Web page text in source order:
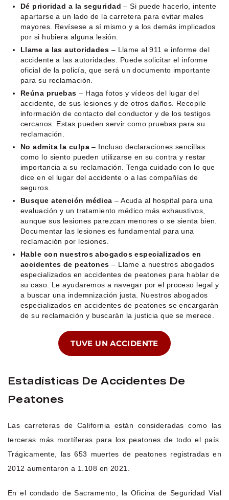
Dé prioridad a la seguridad – Si puede hacerlo, intente
apartarse a un lado de la carretera para evitar males
mayores. Revísese a sí mismo y a los demás implicados
por si hubiera alguna lesión.
Llame a las autoridades – Llame al 911 e informe del
accidente a las autoridades. Puede solicitar el informe
oficial de la policía, que será un documento importante
para su reclamación.
Reúna pruebas – Haga fotos y vídeos del lugar del
accidente, de sus lesiones y de otros daños. Recopile
información de contacto del conductor y de los testigos
cercanos. Estas pueden servir como pruebas para su
reclamación.
No admita la culpa– Incluso declaraciones sencillas
como lo siento pueden utilizarse en su contra y restar
importancia a su reclamación. Tenga cuidado con lo que
dice en el lugar del accidente o a las compañías de
seguros.
Busque atención médica – Acuda al hospital para una
evaluación y un tratamiento médico más exhaustivos,
aunque sus lesiones parezcan menores o se sienta bien.
Documentar las lesiones es fundamental para una
reclamación por lesiones.
Hable con nuestros abogados especializados en
accidentes de peatones – Llame a nuestros abogados
especializados en accidentes de peatones para hablar de
su caso. Le ayudaremos a navegar por el proceso legal y
a buscar una indemnización justa. Nuestros abogados
especializados en accidentes de peatones se encargarán
de su reclamación y buscarán la justicia que se merece.
TUVE UN ACCIDENTE
Estadísticas De Accidentes De
Peatones
Las carreteras de California están consideradas como las
terceras más mortíferas para los peatones de todo el país.
Trágicamente, las 653 muertes de peatones registradas en
2012 aumentaron a 1.108 en 2021.
En el condado de Sacramento, la Oficina de Seguridad Vial